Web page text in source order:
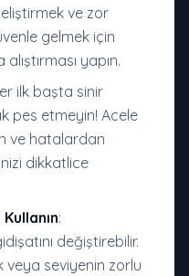
ve zor
gelmek için
yapın.
ilk başta sinir
pes etmeyin! Acele
ve hatalardan
dikkatlice
:
değiştirebilir.
veya seviyenin zorlu